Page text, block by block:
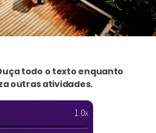
todo o texto enquanto
outras atividades.